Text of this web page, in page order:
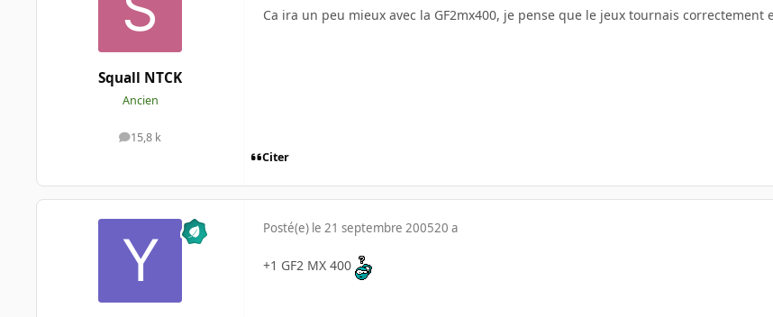
Squall NTCK
Ancien
15,8 k
messages
Ca ira un peu mieux avec la GF2mx400, je pense que le jeux tournais correctement
Citer
Posté(e) le 21 septembre 200520 a
+1 GF2 MX 400